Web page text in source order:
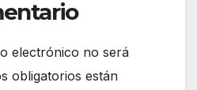
electrónico no será
obligatorios están